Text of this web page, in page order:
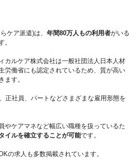
ケア派遣)は、 年間80万人もの利用者がいる
。
カルケア株式会社は一般社団法人日本人材
労働省にも認定されているため、質が高い
ます。
正社員、パートなどさまざまな雇用形態を
やケアマネなど幅広い職種を扱っているた
イルを確立することが可能です。
の求人も多数掲載されています。